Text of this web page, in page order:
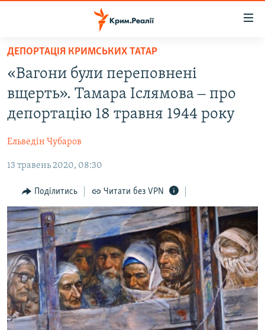
Перейти
основного
матеріалу
Перейти
до
основної
Перейти
пошуку
ВІДЕО ТА ФОТО
БЛОГИ
ПОГЛЯД
ІНТЕРВ'Ю
ВСЕ ЗА ДЕНЬ
СПЕЦПРОЕКТИ
ДЕПОРТАЦІЯ
ВІДЕОУРОКИ «ELIFBE»
СВІДЧЕННЯ ОКУПАЦІЇ
УКРАЇНСЬКА ПРОБЛЕМА КРИМУ
ЯК ОБІЙТИ БЛОКУВАННЯ
Русский
Qırımtatar
ДЕПОРТАЦІЯ КРИМСЬКИХ ТАТАР
«Вагони були переповнені
вщерть». Тамара Іслямова ‒ про
депортацію 18 травня 1944 року
Ельведін Чубаров
13 травень 2020, 08:30
Поділитись Читати без VPN